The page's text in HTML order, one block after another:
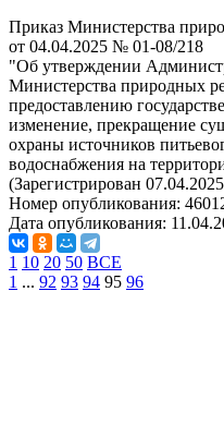
Приказ Министерства
от 04.04.2025 № 01-08/218
"Об утверждении
Министерства природных
предоставлению
изменение, прекращение
охраны источников
водоснабжения на
(Зарегистрирован
Номер опубликования:
Дата опубликования:
1 10 20 50 ВСЕ
1 ... 92 93 94 95 96